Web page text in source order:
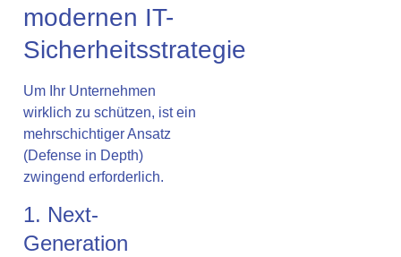
modernen IT-
Sicherheitsstrategie
Um Ihr Unternehmen
wirklich zu schützen, ist ein
mehrschichtiger Ansatz
(Defense in Depth)
zwingend erforderlich.
1. Next-
Generation